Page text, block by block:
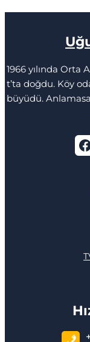
1966 yılında Orta
t’ta doğdu. Köy
büyüdü.
Facebook